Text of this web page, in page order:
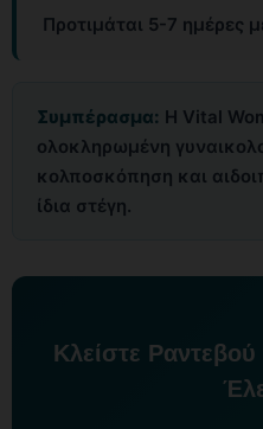
Προτιμάται 5-7 ημέρες
Συμπέρασμα: Η Vital
ολοκληρωμένη
κολποσκόπηση και
ίδια στέγη.
Κλείστε